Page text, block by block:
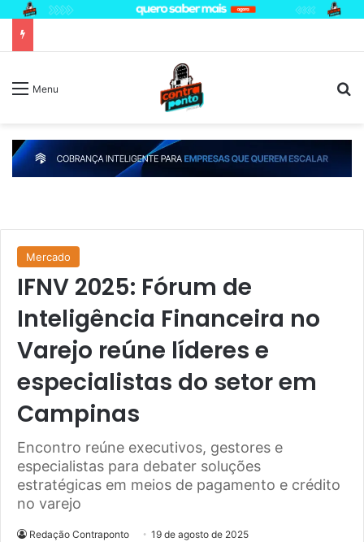
Menu
Mercado
IFNV 2025: Fórum de
Inteligência Financeira no
Varejo reúne líderes e
especialistas do setor em
Campinas
Encontro reúne executivos, gestores e
especialistas para debater soluções
estratégicas em meios de pagamento e crédito
no varejo
Redação Contraponto 19 de agosto de 2025